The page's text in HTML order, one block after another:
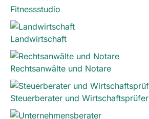
Fitnessstudio
Landwirtschaft
Rechtsanwälte und Notare
Steuerberater und Wirtschaftsprüfer